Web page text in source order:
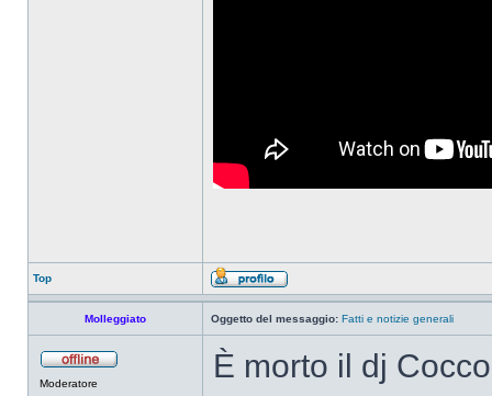
Top
Molleggiato Oggetto del messaggio: Fatti e notizie generali
Moderatore È morto il dj